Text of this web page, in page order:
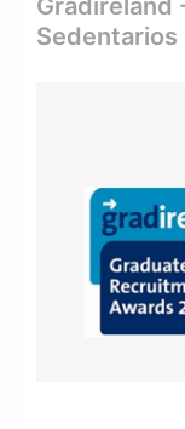
Gradireland
Sedentarios